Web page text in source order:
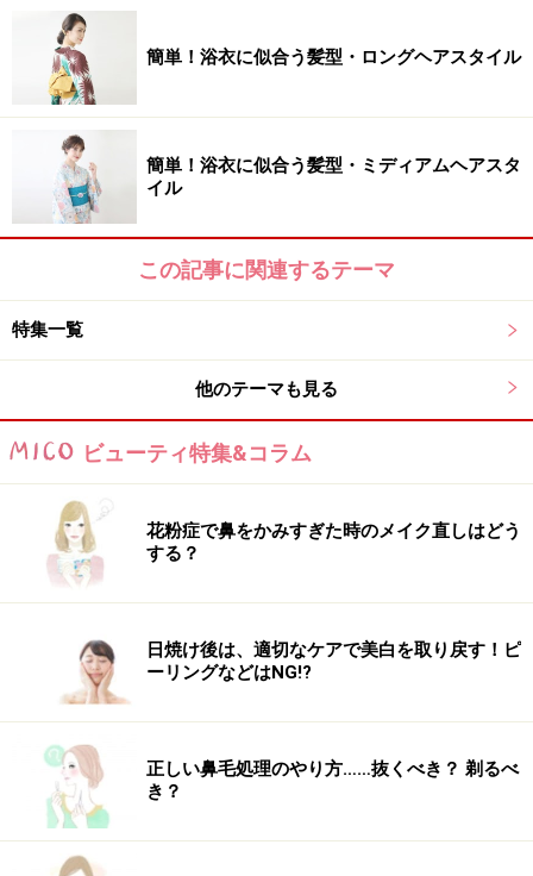
簡単！浴衣に似合う髪型・ロングヘアスタイル
簡単！浴衣に似合う髪型・ミディアムヘアスタ
イル
この記事に関連するテーマ
特集一覧
他のテーマも見る
ビューティ特集&コラム
花粉症で鼻をかみすぎた時のメイク直しはどう
する？
日焼け後は、適切なケアで美白を取り戻す！ピ
ーリングなどはNG!?
正しい鼻毛処理のやり方……抜くべき？ 剃るべ
き？